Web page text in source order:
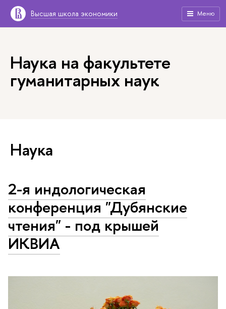
Высшая школа экономики Меню
Наука на факультете
гуманитарных наук
Наука
2-я индологическая
конференция "Дубянские
чтения" - под крышей
ИКВИА